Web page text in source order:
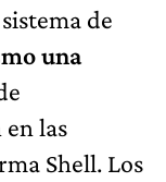
de
una
las
Shell. Los